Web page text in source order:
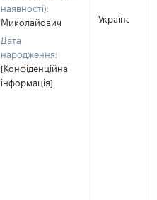
наявності):
Миколайович
Дата
народження:
[Конфіденційна
інформація]
Україна